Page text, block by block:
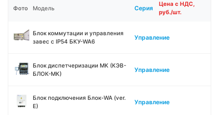
Фото Модель Серия
Цена с НДС,
руб./шт.
Блок коммутации и управления
завес с IP54 БКУ-WA6
Управление
Блок диспетчеризации МК (КЭВ-
БЛОК-МК)
Управление
Блок подключения Блок-WA (ver.
E)
Управление